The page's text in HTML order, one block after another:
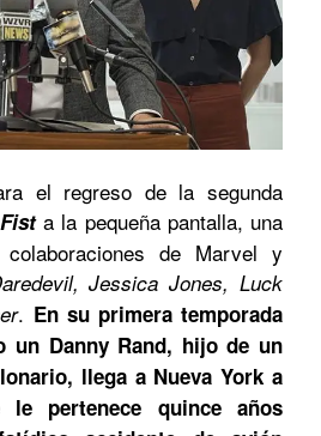
el regreso de la segunda
a la pequeña pantalla, una
de Marvel y
Jessica Jones, Luck
. En su primera temporada
un Danny Rand, hijo de un
llega a Nueva York a
pertenece quince años